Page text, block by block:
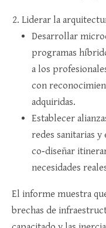
Liderar la
Desarrollar
programas
a los
con
adquiridas.​
Establecer
redes sanitarias y
co‑diseñar
necesidades
El informe muestra
brechas de